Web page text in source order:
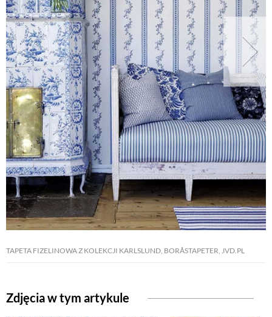
TAPETA FIZELINOWA Z KOLEKCJI KARLSLUND, BORÅSTAPETER, JVD.PL
Zdjęcia w tym artykule
NATURALNIE
URODA
NATURALNA APTECZKA
DLA DOMU
EKO ŻYCIE
PRZYRODA
ZWIERZĘTA W NATURZE